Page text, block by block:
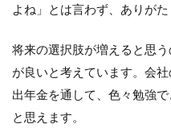
よね」とは言わず、ありが
将来の選択肢が増えると思
が良いと考えています。会
出年金を通して、色々勉強
と思えます。